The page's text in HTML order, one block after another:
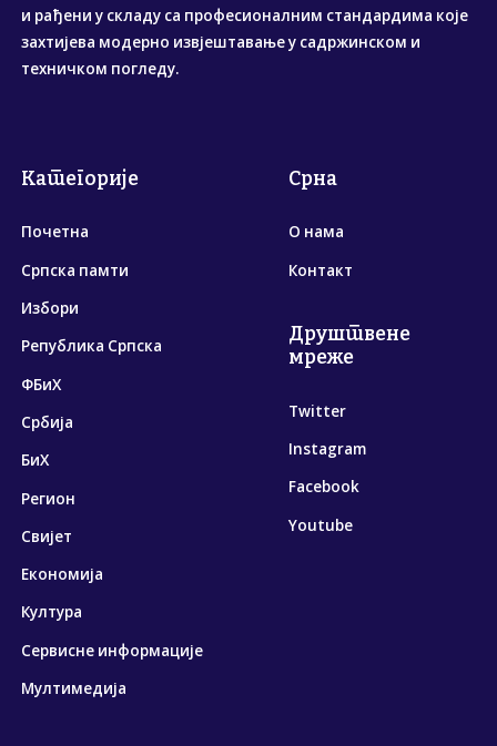
и рађени у складу са професионалним стандардима које
захтијева модерно извјештавање у садржинском и
техничком погледу.
Категорије
Почетна
Српска памти
Избори
Република Српска
ФБиХ
Србија
БиХ
Регион
Свијет
Економија
Култура
Сервисне информације
Мултимедија
Срна
О нама
Контакт
Друштвене
мреже
Twitter
Instagram
Facebook
Youtube